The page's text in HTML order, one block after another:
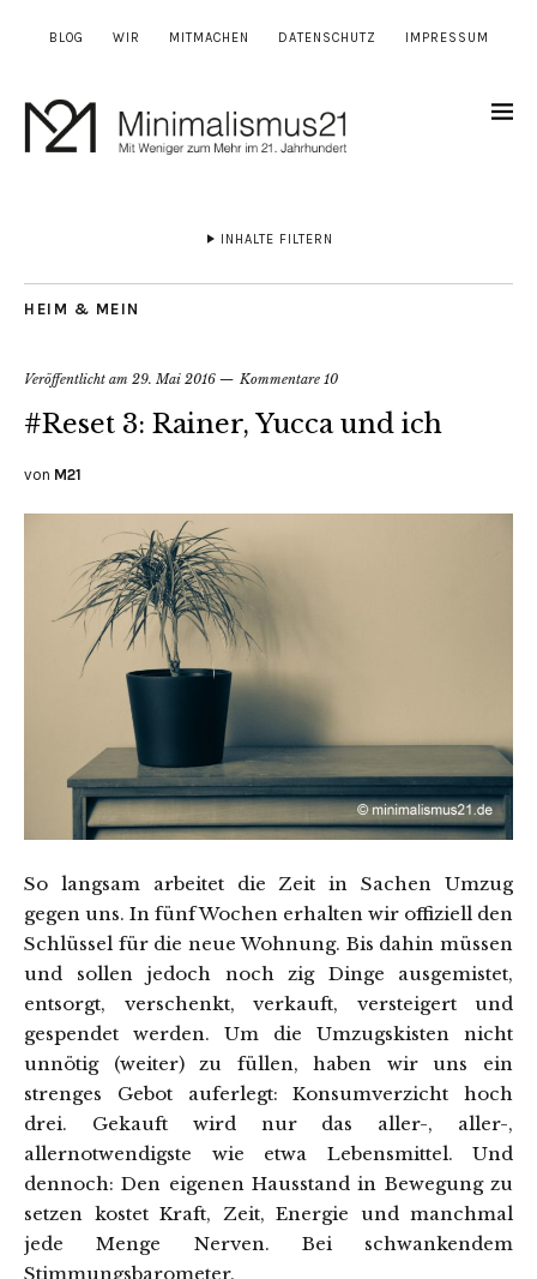
BLOG WIR MITMACHEN DATENSCHUTZ IMPRESSUM
INHALTE FILTERN
HEIM & MEIN
Veröffentlicht am 29. Mai 2016 Kommentare 10
#Reset 3: Rainer, Yucca und ich
von M21
So langsam arbeitet die Zeit in Sachen Umzug
gegen uns. In fünf Wochen erhalten wir offiziell den
Schlüssel für die neue Wohnung. Bis dahin müssen
und sollen jedoch noch zig Dinge ausgemistet,
entsorgt, verschenkt, verkauft, versteigert und
gespendet werden. Um die Umzugskisten nicht
unnötig (weiter) zu füllen, haben wir uns ein
strenges Gebot auferlegt: Konsumverzicht hoch
drei. Gekauft wird nur das aller-, aller-,
allernotwendigste wie etwa Lebensmittel. Und
dennoch: Den eigenen Hausstand in Bewegung zu
setzen kostet Kraft, Zeit, Energie und manchmal
jede Menge Nerven. Bei schwankendem
Stimmungsbarometer.